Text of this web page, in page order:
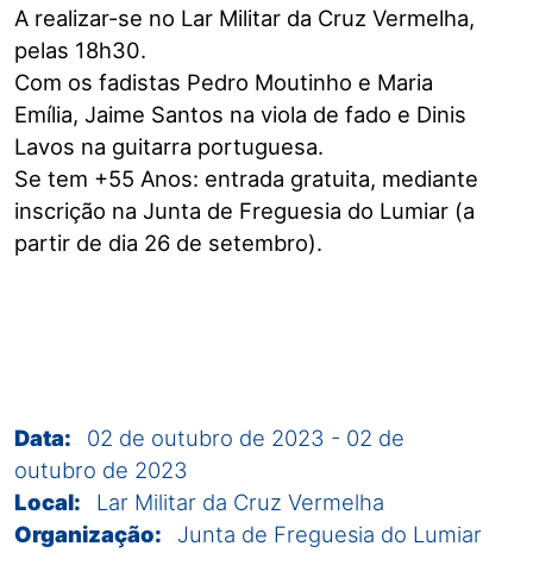
A realizar-se no Lar Militar da Cruz Vermelha,
pelas 18h30.
Com os fadistas Pedro Moutinho e Maria
Emília, Jaime Santos na viola de fado e Dinis
Lavos na guitarra portuguesa.
Se tem +55 Anos: entrada gratuita, mediante
inscrição na Junta de Freguesia do Lumiar (a
partir de dia 26 de setembro).
Data: 02 de outubro de 2023 - 02 de
outubro de 2023
Local:
Lar Militar da Cruz Vermelha
Organização:
Junta de Freguesia do Lumiar